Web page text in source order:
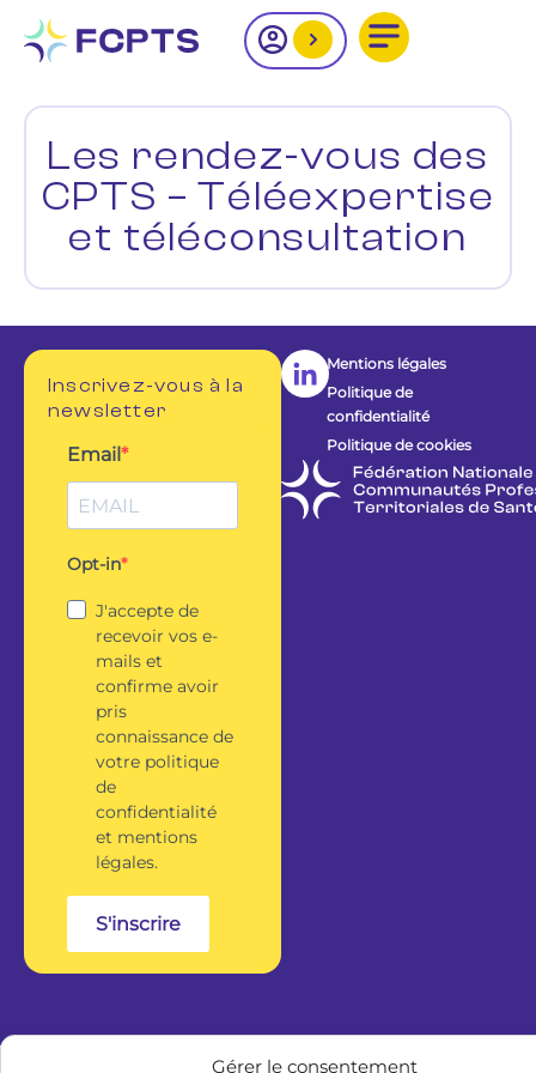
Gérer le consentement
Les rendez-vous des
CPTS – Téléexpertise
et téléconsultation
Mentions légales
Politique de
confidentialité
Politique de cookies
Inscrivez-vous à la
newsletter
Email
Opt-in
J'accepte de
recevoir vos e-
mails et
confirme avoir
pris
connaissance de
votre politique
de
confidentialité
et mentions
légales.
S'inscrire